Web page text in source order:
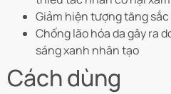
Giảm hiện tượng tăng sắc
Chống lão hóa da gây ra
sáng xanh nhân tạo
Cách dùng